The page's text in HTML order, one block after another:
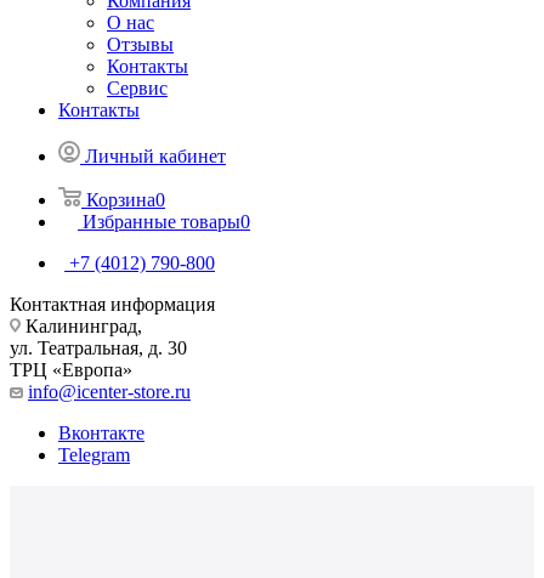
О нас
Отзывы
Контакты
Сервис
Контакты
Личный кабинет
Корзина0
Избранные товары0
+7 (4012) 790-800
Контактная информация
Калининград,
ул. Театральная, д. 30
ТРЦ «Европа»
info@icenter-store.ru
Вконтакте
Telegram